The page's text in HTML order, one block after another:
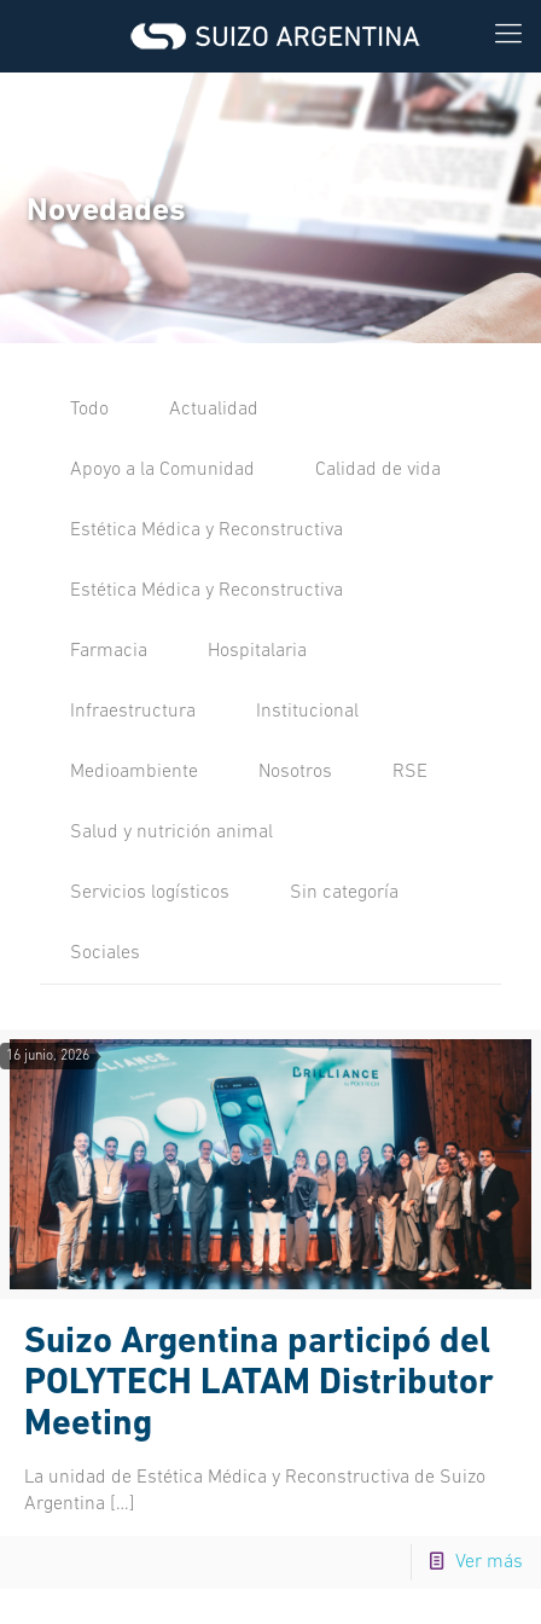
Novedades
Todo Actualidad
Apoyo a la Comunidad Calidad de vida
Estética Médica y Reconstructiva
Estética Médica y Reconstructiva
Farmacia Hospitalaria
Infraestructura Institucional
Medioambiente Nosotros RSE
Salud y nutrición animal
Servicios logísticos Sin categoría
Sociales
16 junio, 2026
Suizo Argentina participó del
POLYTECH LATAM Distributor
Meeting
La unidad de Estética Médica y Reconstructiva de Suizo
Argentina […]
Ver más